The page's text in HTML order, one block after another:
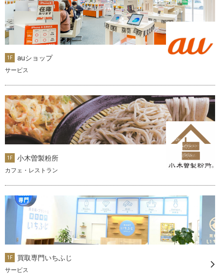
1F auショップ
サービス
1F 小木曽製粉所
カフェ・レストラン
1F 買取専門いちふじ
サービス